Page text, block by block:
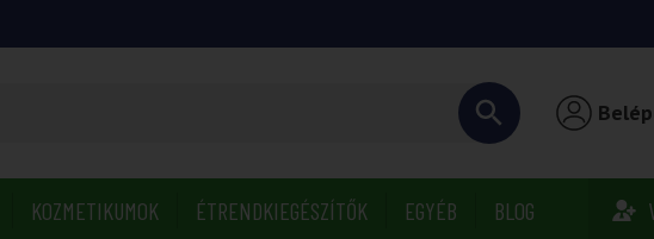
KOZMETIKUMOK ÉTRENDKIEGÉSZÍTŐK EGYÉB BLOG